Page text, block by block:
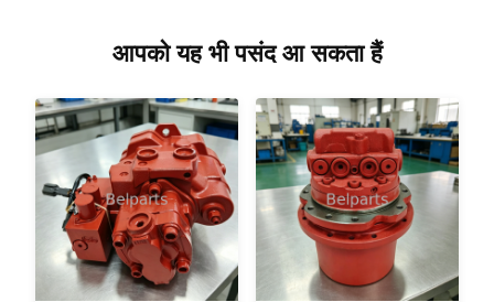
आपको यह भी पसंद आ सकता हैं